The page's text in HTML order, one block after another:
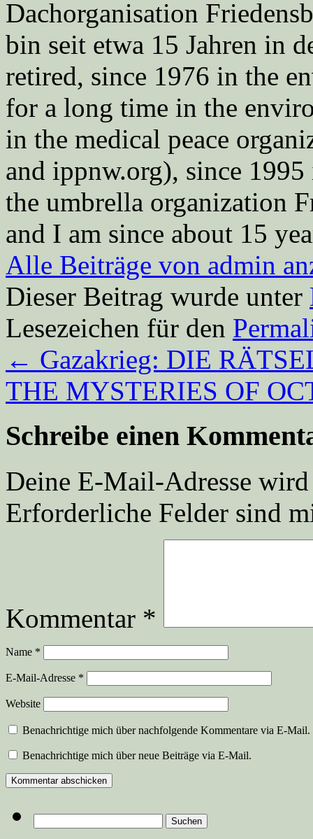
Dachorganisation
bin seit etwa 15 Jahren in
retired, since 1976 in the
for a long time in the
in the medical peace
and ippnw.org), since
the umbrella organization
and I am since about 15
Alle Beiträge von admin
Dieser Beitrag wurde unter
Lesezeichen für den
← Gazakrieg: DIE
THE MYSTERIES OF
Schreibe einen
Deine E-Mail-Adresse
Erforderliche Felder sind
Kommentar *
Name *
E-Mail-Adresse *
Website
Benachrichtige mich über nachfolgende Kommentare via E-Mail.
Benachrichtige mich über neue Beiträge via E-Mail.
nach: